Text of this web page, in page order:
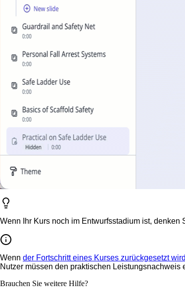
Wenn Ihr Kurs noch im Entwurfsstadium ist, denken
Wenn der Fortschritt eines Kurses zurückgesetzt wird
Nutzer müssen den praktischen
Brauchen Sie weitere Hilfe?